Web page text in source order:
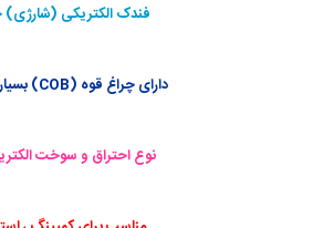
فندک الکتریکی (شارژی)
دارای چراغ قوه (COB) بسیار قوی چند حالته
نوع احتراق و سوخت